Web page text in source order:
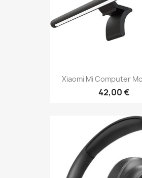
Xiaomi Mi Computer
42,00 €